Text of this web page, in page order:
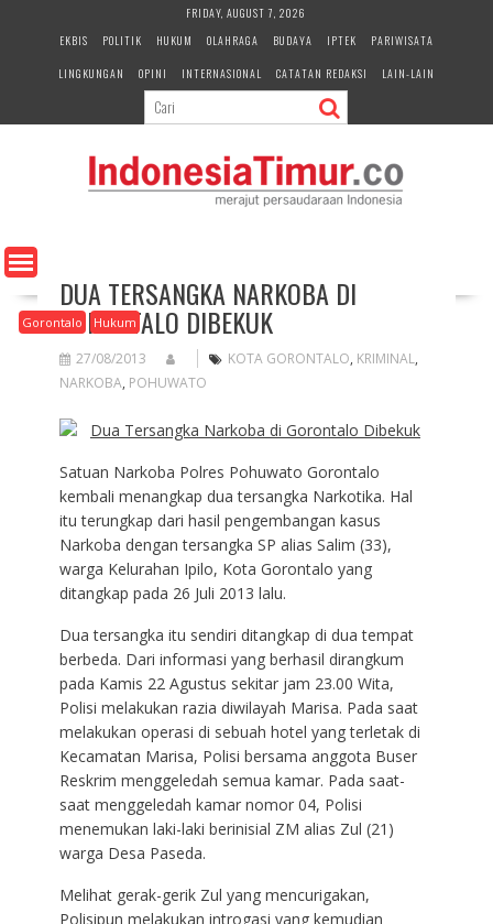
e
n
FRIDAY, AUGUST 7, 2026
EKBIS
POLITIK HUKUM OLAHRAGA BUDAYA IPTEK
PARIWISATA
LINGKUNGAN
OPINI INTERNASIONAL CATATAN REDAKSI LAIN-LAIN
Gorontalo Hukum
DUA TERSANGKA NARKOBA DI
GORONTALO DIBEKUK
27/08/2013 KOTA GORONTALO, KRIMINAL,
NARKOBA, POHUWATO
Satuan Narkoba Polres Pohuwato Gorontalo
kembali menangkap dua tersangka Narkotika. Hal
itu terungkap dari hasil pengembangan kasus
Narkoba dengan tersangka SP alias Salim (33),
warga Kelurahan Ipilo, Kota Gorontalo yang
ditangkap pada 26 Juli 2013 lalu.
Dua tersangka itu sendiri ditangkap di dua tempat
berbeda. Dari informasi yang berhasil dirangkum
pada Kamis 22 Agustus sekitar jam 23.00 Wita,
Polisi melakukan razia diwilayah Marisa. Pada saat
melakukan operasi di sebuah hotel yang terletak di
Kecamatan Marisa, Polisi bersama anggota Buser
Reskrim menggeledah semua kamar. Pada saat-
saat menggeledah kamar nomor 04, Polisi
menemukan laki-laki berinisial ZM alias Zul (21)
warga Desa Paseda.
Melihat gerak-gerik Zul yang mencurigakan,
Polisipun melakukan introgasi yang kemudian